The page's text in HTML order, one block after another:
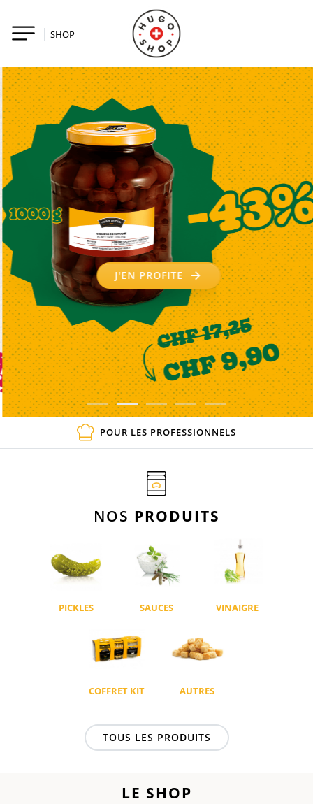
SHOP
J'EN PROFITE
POUR LES PROFESSIONNELS
NOS PRODUITS
PICKLES SAUCES VINAIGRE
COFFRET KIT AUTRES
TOUS LES PRODUITS
LE SHOP